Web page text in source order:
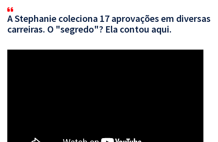
A Stephanie coleciona 17 aprovações em diversas
carreiras. O "segredo"? Ela contou aqui.